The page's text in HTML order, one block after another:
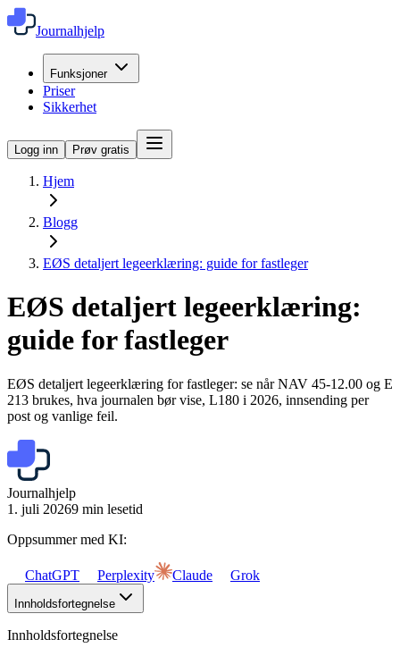
Journalhjelp
Funksjoner
Priser
Sikkerhet
Logg inn Prøv gratis
Hjem
Blogg
EØS detaljert legeerklæring: guide for fastleger
EØS detaljert legeerklæring:
guide for fastleger
EØS detaljert legeerklæring for fastleger: se når NAV 45-12.00 og E
213 brukes, hva journalen bør vise, L180 i 2026, innsending per
post og vanlige feil.
Journalhjelp
1. juli 20269 min lesetid
Oppsummer med KI:
ChatGPT Perplexity Claude Grok
Innholdsfortegnelse
Innholdsfortegnelse